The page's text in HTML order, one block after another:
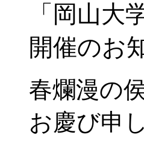
「岡山大
開催のお
春爛漫の
お慶び申